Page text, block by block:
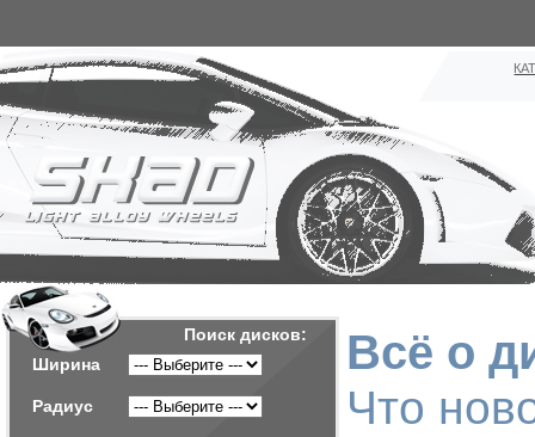
Поиск дисков:
Ширина
Радиус
Всё о
Что